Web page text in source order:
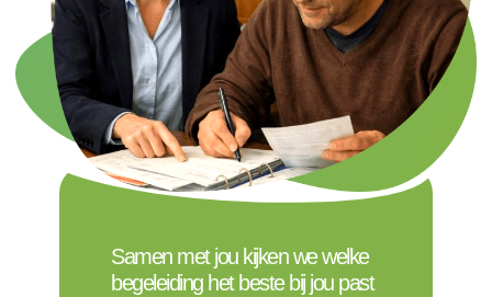
Samen met jou kijken we welke
begeleiding het beste bij jou past